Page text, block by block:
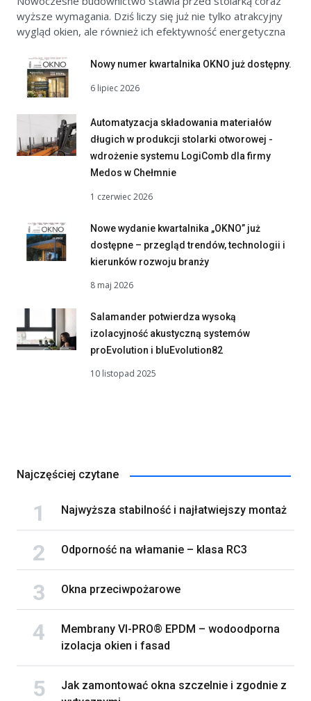
wyższe wymagania. Dziś liczy się już nie tylko atrakcyjny
wygląd okien, ale również ich efektywność energetyczna
Nowy numer kwartalnika OKNO już dostępny.
6 lipiec 2026
Automatyzacja składowania materiałów
długich w produkcji stolarki otworowej -
wdrożenie systemu LogiComb dla firmy
Medos w Chełmnie
1 czerwiec 2026
Nowe wydanie kwartalnika „OKNO” już
dostępne – przegląd trendów, technologii i
kierunków rozwoju branży
8 maj 2026
Salamander potwierdza wysoką
izolacyjność akustyczną systemów
proEvolution i bluEvolution82
10 listopad 2025
Najczęściej czytane
Najwyższa stabilność i najłatwiejszy montaż
Odporność na włamanie – klasa RC3
Okna przeciwpożarowe
Membrany VI-PRO® EPDM – wodoodporna
izolacja okien i fasad
Jak zamontować okna szczelnie i zgodnie z